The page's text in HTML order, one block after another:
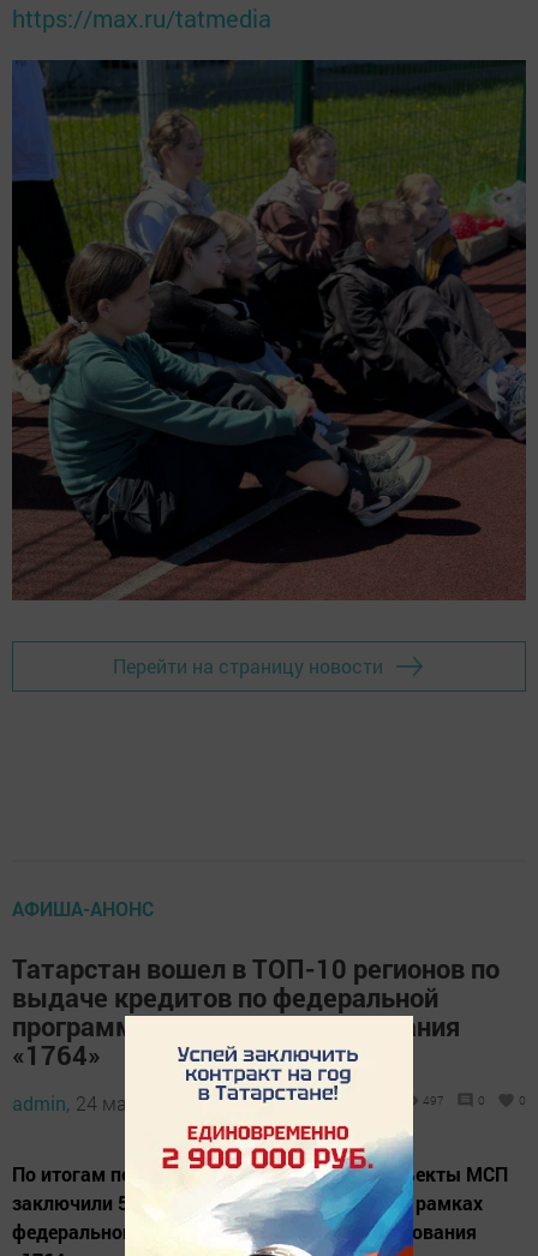
https://max.ru/tatmedia
Перейти на страницу новости
АФИША-АНОНС
Татарстан вошел в ТОП-10 регионов по
выдаче кредитов по федеральной
программе льготного кредитования
«1764»
admin, 24 мая 2024 - 09:41 497 0 0
По итогам первого квартала 2024 года субъекты МСП
заключили 5,1 тыс. кредитных договоров в рамках
федеральной Программы льготного кредитования